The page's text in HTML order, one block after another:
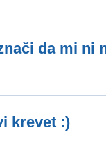
da mi ni
krevet :)